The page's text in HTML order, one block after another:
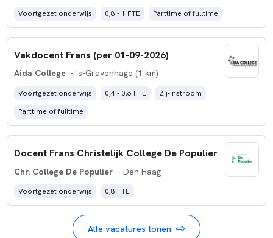
Voortgezet onderwijs 0,8 - 1 FTE Parttime of fulltime
Vakdocent Frans (per 01-09-2026)
Aida College - 's-Gravenhage (1 km)
Voortgezet onderwijs 0,4 - 0,6 FTE
Zij-instroom
Parttime of fulltime
Docent Frans Christelijk College De Populier
Chr. College De Populier - Den Haag
Voortgezet onderwijs 0,8 FTE
Alle vacatures tonen